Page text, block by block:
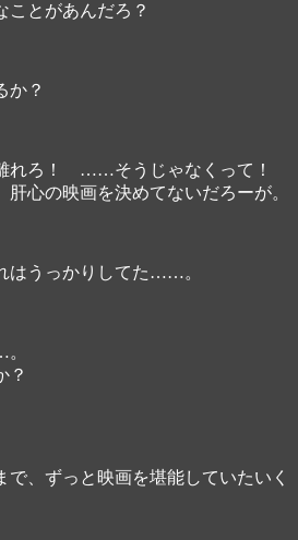
ことがあんだろ？
か？
れろ！　……そうじゃなくって！
心の映画を決めてないだろーが。
うっかりしてた……。
？
で、ずっと映画を堪能していたいく